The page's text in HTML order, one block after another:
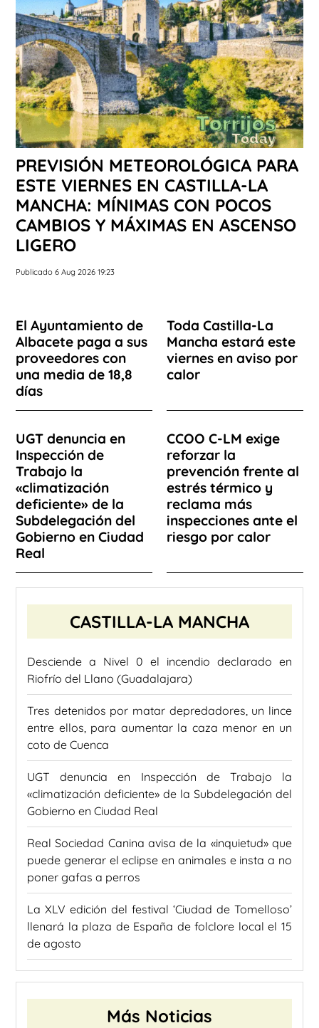
PREVISIÓN METEOROLÓGICA PARA
ESTE VIERNES EN CASTILLA-LA
MANCHA: MÍNIMAS CON POCOS
CAMBIOS Y MÁXIMAS EN ASCENSO
LIGERO
Publicado 6 Aug 2026 19:23
El Ayuntamiento de
Albacete paga a sus
proveedores con
una media de 18,8
días
Toda Castilla-La
Mancha estará este
viernes en aviso por
calor
UGT denuncia en
Inspección de
Trabajo la
«climatización
deficiente» de la
Subdelegación del
Gobierno en Ciudad
Real
CCOO C-LM exige
reforzar la
prevención frente al
estrés térmico y
reclama más
inspecciones ante el
riesgo por calor
CASTILLA-LA MANCHA
Desciende a Nivel 0 el incendio declarado en
Riofrío del Llano (Guadalajara)
Tres detenidos por matar depredadores, un lince
entre ellos, para aumentar la caza menor en un
coto de Cuenca
UGT denuncia en Inspección de Trabajo la
«climatización deficiente» de la Subdelegación del
Gobierno en Ciudad Real
Real Sociedad Canina avisa de la «inquietud» que
puede generar el eclipse en animales e insta a no
poner gafas a perros
La XLV edición del festival ‘Ciudad de Tomelloso’
llenará la plaza de España de folclore local el 15
de agosto
Más Noticias